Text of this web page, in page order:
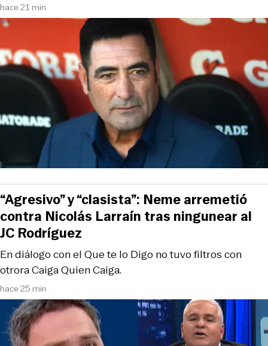
hace 21 min
hace 25 min
En diálogo con el Que te lo Digo no tuvo filtros con
otrora Caiga Quien Caiga.
“Agresivo” y “clasista”: Neme arremetió
contra Nicolás Larraín tras ningunear al
JC Rodríguez